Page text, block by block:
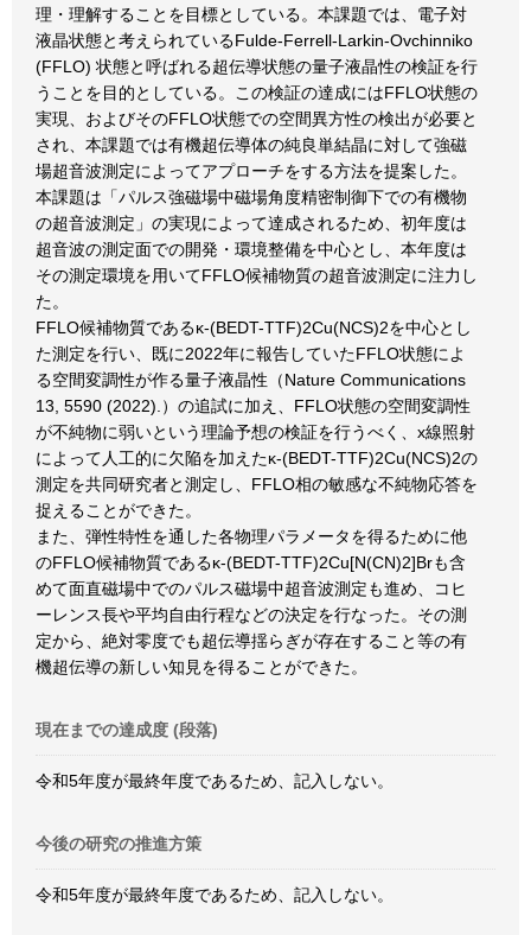
理・理解することを目標としている。本課題では、電子対
液晶状態と考えられているFulde-Ferrell-Larkin-Ovchinniko
(FFLO) 状態と呼ばれる超伝導状態の量子液晶性の検証を行
うことを目的としている。この検証の達成にはFFLO状態の
実現、およびそのFFLO状態での空間異方性の検出が必要と
され、本課題では有機超伝導体の純良単結晶に対して強磁
場超音波測定によってアプローチをする方法を提案した。
本課題は「パルス強磁場中磁場角度精密制御下での有機物
の超音波測定」の実現によって達成されるため、初年度は
超音波の測定面での開発・環境整備を中心とし、本年度は
その測定環境を用いてFFLO候補物質の超音波測定に注力し
た。
FFLO候補物質であるκ-(BEDT-TTF)2Cu(NCS)2を中心とし
た測定を行い、既に2022年に報告していたFFLO状態によ
る空間変調性が作る量子液晶性（Nature Communications
13, 5590 (2022).）の追試に加え、FFLO状態の空間変調性
が不純物に弱いという理論予想の検証を行うべく、x線照射
によって人工的に欠陥を加えたκ-(BEDT-TTF)2Cu(NCS)2の
測定を共同研究者と測定し、FFLO相の敏感な不純物応答を
捉えることができた。
また、弾性特性を通した各物理パラメータを得るために他
のFFLO候補物質であるκ-(BEDT-TTF)2Cu[N(CN)2]Brも含
めて面直磁場中でのパルス磁場中超音波測定も進め、コヒ
ーレンス長や平均自由行程などの決定を行なった。その測
定から、絶対零度でも超伝導揺らぎが存在すること等の有
機超伝導の新しい知見を得ることができた。
現在までの達成度 (段落)
令和5年度が最終年度であるため、記入しない。
今後の研究の推進方策
令和5年度が最終年度であるため、記入しない。